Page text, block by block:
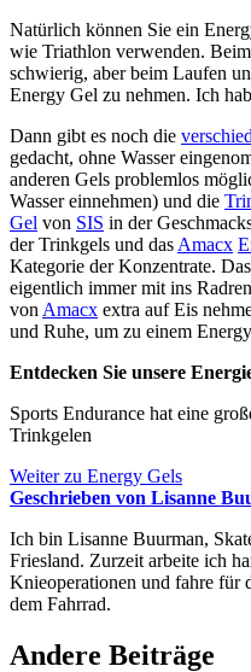
Natürlich können Sie ein
wie Triathlon verwenden.
schwierig, aber beim Laufen
Energy Gel zu nehmen. Ich
Dann gibt es noch die
gedacht, ohne Wasser
anderen Gels problemlos
Wasser einnehmen) und die
Gel von SIS in der
der Trinkgels und das Amacx
Kategorie der Konzentrate.
eigentlich immer mit ins
von Amacx extra auf Eis
und Ruhe, um zu einem
Entdecken Sie unsere
Sports Endurance hat eine
Trinkgelen
Weiter zu Energy Gels
Geschrieben von Lisanne
Ich bin Lisanne Buurman,
Friesland. Zurzeit arbeite ich
Knieoperationen und fahre für
dem Fahrrad.
Andere Beiträge